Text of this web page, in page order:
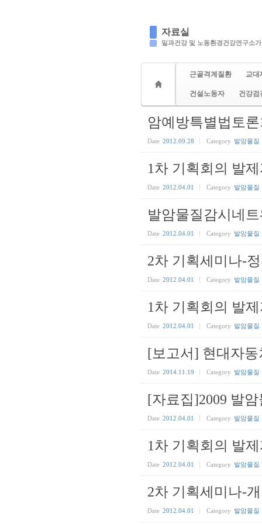
자료실
일과건강 및 노동환경건강연구소
근골격계질환 교대
건설노동자 건강검
암예방특별법토
Date 2012.09.28 Category 발암물질
1차 기획회의 발
Date 2012.04.01 Category 발암물질
발암물질감시네
Date 2012.04.01 Category 발암물질
2차 기획세미나-
Date 2012.04.01 Category 발암물질
1차 기획회의 발
Date 2012.04.01 Category 발암물질
[보고서] 현대자
Date 2014.11.19 Category 발암물질
[자료집]2009 발
Date 2012.04.01 Category 발암물질
1차 기획회의 발
Date 2012.04.01 Category 발암물질
2차 기획세미나-
Date 2012.04.01 Category 발암물질